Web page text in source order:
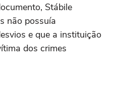
Stábile
não possuía
e que a instituição
dos crimes